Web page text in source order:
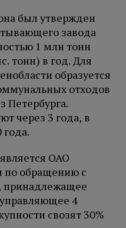
был утвержден
завода
1 млн тонн
тонн) в год. Для
образуется
отходов
Петербурга.
через 3 года, в
года.
ОАО
по обращению с
принадлежащее
4
свозят 30%